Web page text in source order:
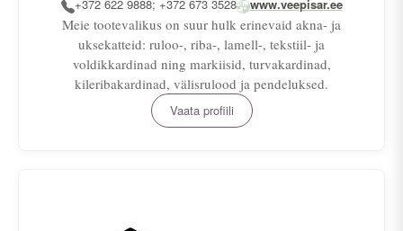
+372 622 9888; +372 673 3528
www.veepisar.ee
Vaata profiili
Meie tootevalikus on suur hulk erinevaid akna- ja
uksekatteid: ruloo-, riba-, lamell-, tekstiil- ja
voldikkardinad ning markiisid, turvakardinad,
kileribakardinad, välisrulood ja pendeluksed.